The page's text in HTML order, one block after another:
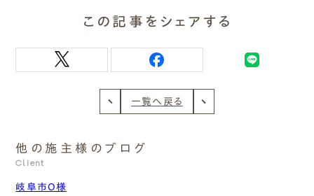
この記事をシェアする
一覧へ戻る
他の施主様のブログ
Client
岐阜市O様